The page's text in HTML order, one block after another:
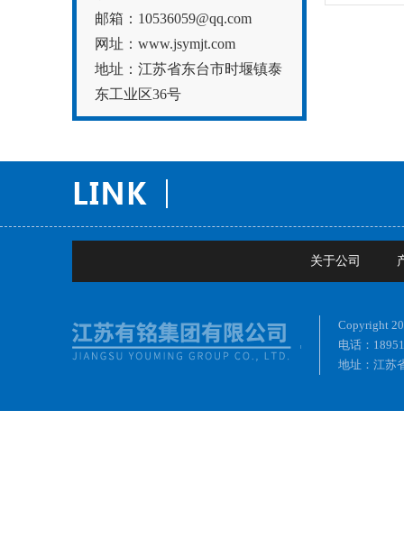
邮箱：10536059@qq.com
网址：www.jsymjt.com
地址：江苏省东台市时堰镇泰
东工业区36号
关于公司
Copyright
电话：
地址：江苏